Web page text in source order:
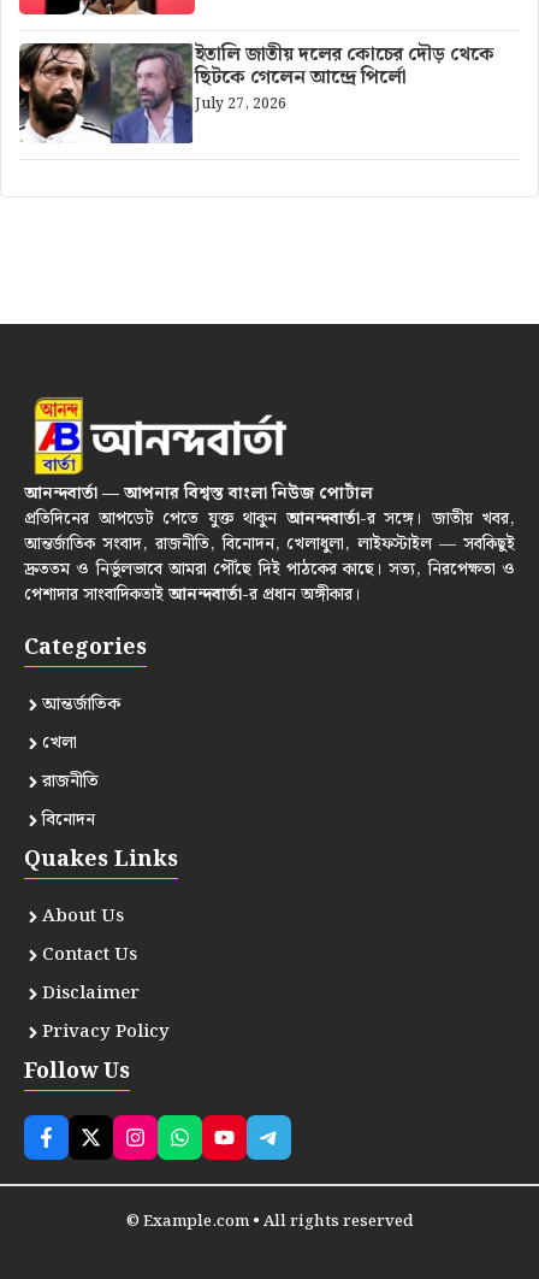
ইতালি জাতীয় দলের কোচের দৌড় থেকে
ছিটকে গেলেন আন্দ্রে পির্লো
July 27, 2026
আনন্দবার্তা — আপনার বিশ্বস্ত বাংলা নিউজ পোর্টাল
প্রতিদিনের আপডেট পেতে যুক্ত থাকুনআনন্দবার্তা-র সঙ্গে। জাতীয় খবর,
আন্তর্জাতিক সংবাদ, রাজনীতি, বিনোদন, খেলাধুলা, লাইফস্টাইল — সবকিছুই
দ্রুততম ও নির্ভুলভাবে আমরা পৌঁছে দিই পাঠকের কাছে। সত্য, নিরপেক্ষতা ও
পেশাদার সাংবাদিকতাইআনন্দবার্তা-র প্রধান অঙ্গীকার।
Categories
আন্তর্জাতিক
খেলা
রাজনীতি
বিনোদন
Quakes Links
About Us
Contact Us
Disclaimer
Privacy Policy
Follow Us
© Example.com • All rights reserved